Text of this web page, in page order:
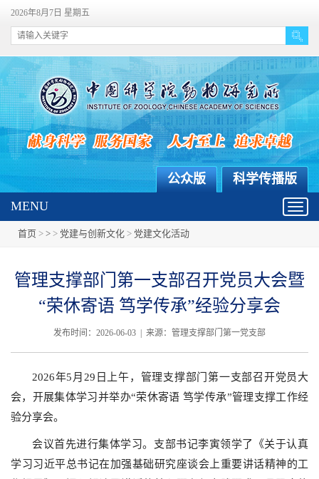
2026年8月7日 星期五
科学传播版
公众版
MENU
首页 > > > 党建与创新文化 > 党建文化活动
管理支撑部门第一支部召开党员大会暨
“荣休寄语 笃学传承”经验分享会
发布时间：2026-06-03 | 来源：管理支撑部门第一党支部
2026年5月29日上午，管理支撑部门第一支部召开党员大
会，开展集体学习并举办“荣休寄语 笃学传承”管理支撑工作经
验分享会。
会议首先进行集体学习。支部书记李寅领学了《关于认真
学习习近平总书记在加强基础研究座谈会上重要讲话精神的工